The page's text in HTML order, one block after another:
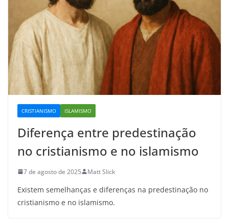
CRISTIANISMO ISLAMISMO
Diferença entre predestinação
no cristianismo e no islamismo
7 de agosto de 2025 Matt Slick
Existem semelhanças e diferenças na predestinação no
cristianismo e no islamismo.